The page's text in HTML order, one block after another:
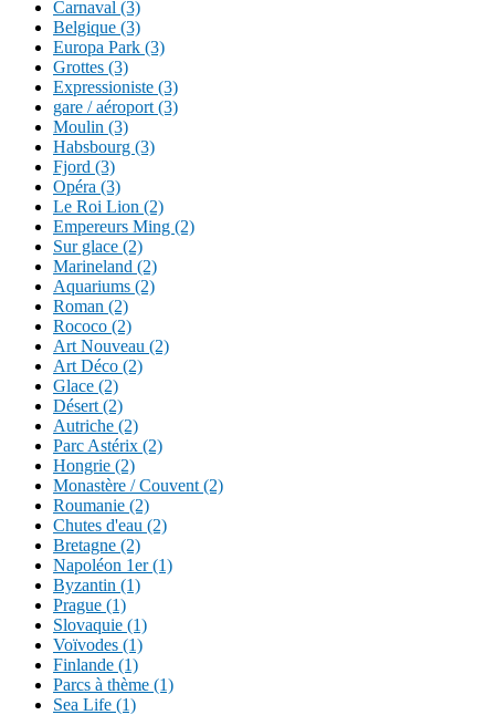
Carnaval (3)
Belgique (3)
Europa Park (3)
Grottes (3)
Expressioniste (3)
gare / aéroport (3)
Moulin (3)
Habsbourg (3)
Fjord (3)
Opéra (3)
Le Roi Lion (2)
Empereurs Ming (2)
Sur glace (2)
Marineland (2)
Aquariums (2)
Roman (2)
Rococo (2)
Art Nouveau (2)
Art Déco (2)
Glace (2)
Désert (2)
Autriche (2)
Parc Astérix (2)
Hongrie (2)
Monastère / Couvent (2)
Roumanie (2)
Chutes d'eau (2)
Bretagne (2)
Napoléon 1er (1)
Byzantin (1)
Prague (1)
Slovaquie (1)
Voïvodes (1)
Finlande (1)
Parcs à thème (1)
Sea Life (1)